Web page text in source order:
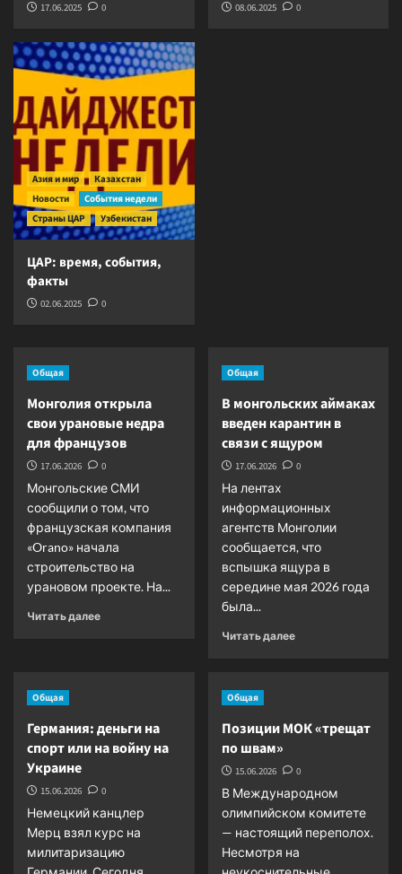
17.06.2025 0 08.06.2025 0
Азия и мир
Казахстан
Новости
События недели
Страны ЦАР
Узбекистан
ЦАР: время, события,
факты
02.06.2025 0
Общая
Монголия открыла
свои урановые недра
для французов
17.06.2026 0
Монгольские СМИ
сообщили о том, что
французская компания
«Orano» начала
строительство на
урановом проекте. На...
Читать далееПрочитать
недра
для
Общая
В монгольских аймаках
введен карантин в
связи с ящуром
17.06.2026 0
На лентах
информационных
агентств Монголии
сообщается, что
вспышка ящура в
середине мая 2026 года
была...
Читать далееПрочитать
введен
в
ящуром
Общая
Германия: деньги на
спорт или на войну на
Украине
15.06.2026 0
Немецкий канцлер
Мерц взял курс на
милитаризацию
Общая
Позиции МОК «трещат
по швам»
15.06.2026 0
В Международном
олимпийском комитете
— настоящий переполох.
Несмотря на